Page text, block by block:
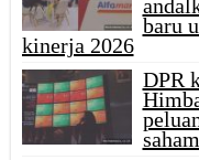
baru
kinerja 2026
DPR
saham